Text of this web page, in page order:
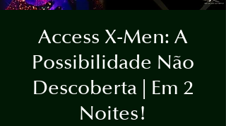
Access X-Men: A
Possibilidade Não
Descoberta | Em 2
Noites!